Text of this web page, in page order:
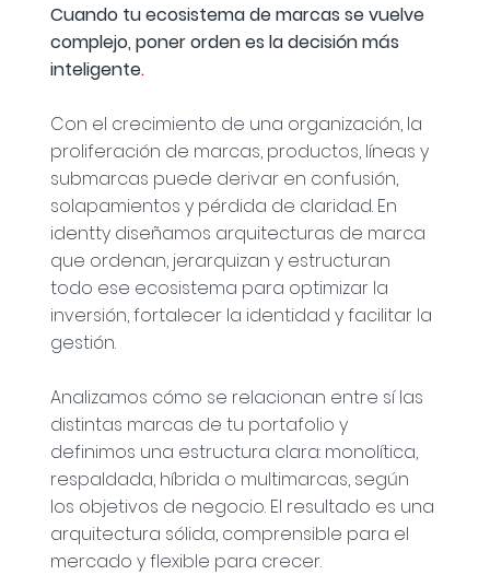
Cuando tu ecosistema de marcas se vuelve
complejo, poner orden es la decisión más
inteligente.
Con el crecimiento de una organización, la
proliferación de marcas, productos, líneas y
submarcas puede derivar en confusión,
solapamientos y pérdida de claridad. En
identty diseñamos arquitecturas de marca
que ordenan, jerarquizan y estructuran
todo ese ecosistema para optimizar la
inversión, fortalecer la identidad y facilitar la
gestión.
Analizamos cómo se relacionan entre sí las
distintas marcas de tu portafolio y
definimos una estructura clara: monolítica,
respaldada, híbrida o multimarcas, según
los objetivos de negocio. El resultado es una
arquitectura sólida, comprensible para el
mercado y flexible para crecer.